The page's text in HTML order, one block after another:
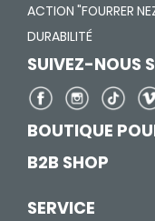
ACTION "FOURRER
DURABILITÉ
SUIVEZ-NOUS
BOUTIQUE
B2B SHOP
SERVICE